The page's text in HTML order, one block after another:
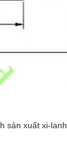
sản xuất xi-lanh.